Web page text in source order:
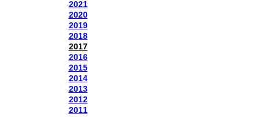
2021
2020
2019
2018
2017
2016
2015
2014
2013
2012
2011